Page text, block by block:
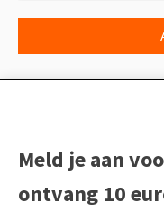
Meld je aan
ontvang 10